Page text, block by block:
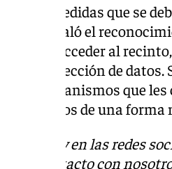
en las medidas que se
que instaló el
puedan acceder al
de protección de
organismos que
asuntos de una
de 101Tv en las redes
en contacto con